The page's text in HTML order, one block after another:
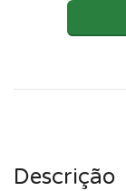
Descrição